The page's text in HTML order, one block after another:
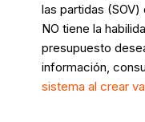
las partidas (SOV)
NO tiene la
presupuesto
información,
sistema al crear